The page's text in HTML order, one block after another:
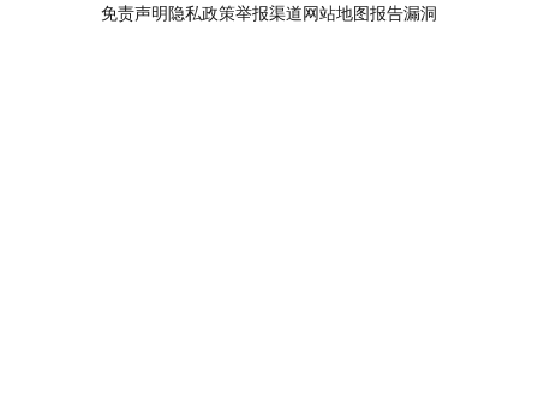
免责声明隐私政策举报渠道网站地图报告漏洞